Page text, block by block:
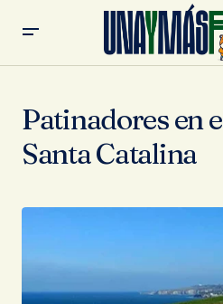
Patinadores en
Santa Catalina